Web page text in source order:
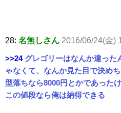
28: 名無しさん 2016/06/24(金)
>>24グレゴリーはなんか違った
ゃなくて、なんか見た目で決めち
型落ちなら8000円とかであったけ
この値段なら俺は納得できる